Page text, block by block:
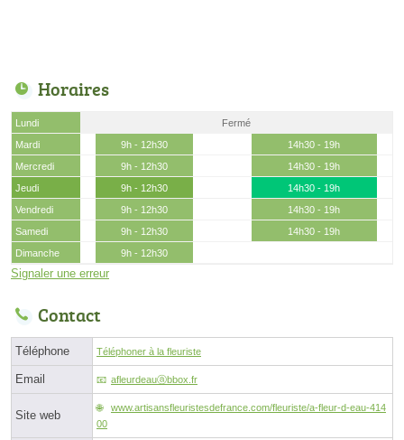
Horaires
Lundi
Fermé
Mardi
9h - 12h30
14h30 - 19h
Mercredi
9h - 12h30
14h30 - 19h
Jeudi
9h - 12h30
14h30 - 19h
Vendredi
9h - 12h30
14h30 - 19h
Samedi
9h - 12h30
14h30 - 19h
Dimanche
9h - 12h30
Signaler une erreur
Contact
Téléphone Téléphoner à la fleuriste
Email afleurdeauⓐbbox.fr
Site web
www.artisansfleuristesdefrance.com/fleuriste/a-fleur-d-eau-414
00